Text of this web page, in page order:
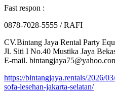
Fast respon :
0878-7028-5555 / RAFI
CV.Bintang Jaya Rental Party
Jl. Siti I No.40 Mustika Jaya
E-mail.
https://bintangjaya.rentals/2026/
sofa-lesehan-jakarta-selatan/